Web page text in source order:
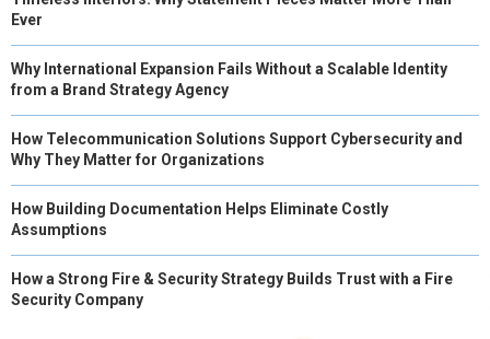
Ever
Why International Expansion Fails Without a Scalable Identity
from a Brand Strategy Agency
How Telecommunication Solutions Support Cybersecurity and
Why They Matter for Organizations
How Building Documentation Helps Eliminate Costly
Assumptions
How a Strong Fire & Security Strategy Builds Trust with a Fire
Security Company